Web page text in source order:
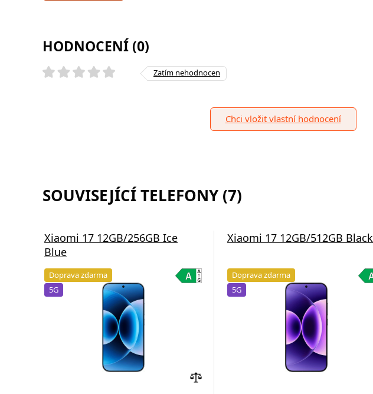
HODNOCENÍ (0)
Zatím nehodnocen
Chci vložit vlastní hodnocení
SOUVISEJÍCÍ TELEFONY (7)
Xiaomi 17 12GB/256GB Ice
Blue
Doprava zdarma
5G
Xiaomi 17 12GB/512GB Black
Doprava zdarma
5G